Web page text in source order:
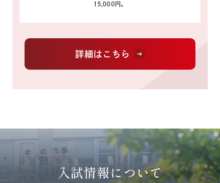
15,000円。
詳細はこちら
入試情報について